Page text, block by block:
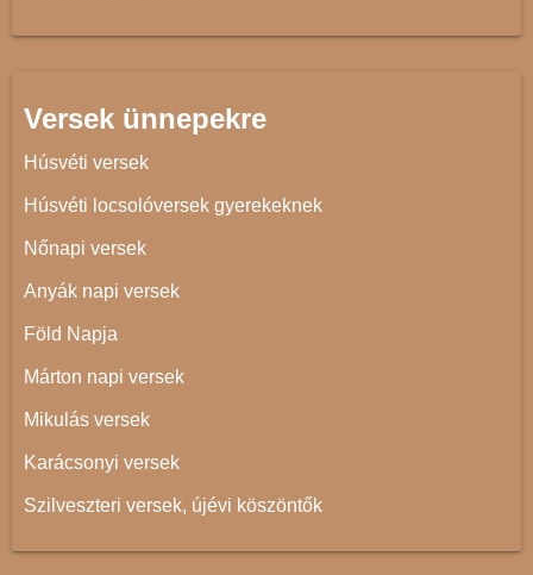
Versek ünnepekre
Húsvéti versek
Húsvéti locsolóversek gyerekeknek
Nőnapi versek
Anyák napi versek
Föld Napja
Márton napi versek
Mikulás versek
Karácsonyi versek
Szilveszteri versek, újévi köszöntők